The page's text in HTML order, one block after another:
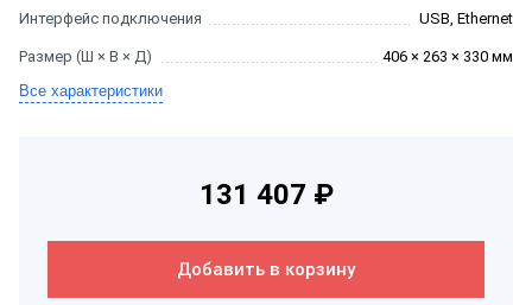
Интерфейс подключения USB, Ethernet
Размер (Ш × В × Д)
406 × 263 × 330 мм
Все характеристики
131 407 ₽
Добавить в корзину